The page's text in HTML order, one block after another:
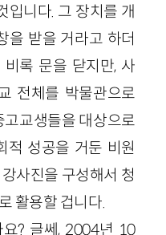
입니다. 그 장치를 개
을 받을 거라고 하더
록 문을 닫지만, 사
전체를 박물관으로
고교생들을 대상으로
적 성공을 거둔 비원
사진을 구성해서 청
활용할 겁니다.
? 글쎄, 2004년 10